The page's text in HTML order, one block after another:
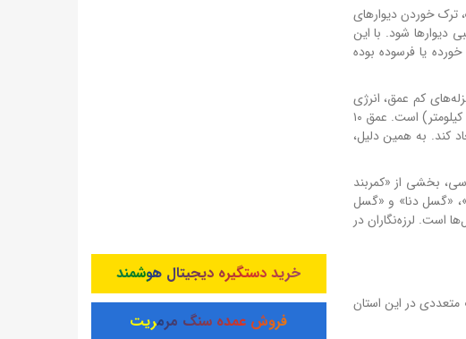
ترک خوردن دیوارهای
شود. با این
یا فرسوده بوده
عمق» نامیده می‌شوند. در زلزله‌های کم عمق، انرژی
لرزه‌ای با فاصله کمتری به سطح زمین می‌رسد و بنابراین «شدت لرزش» در سطح بسیار بیشتر از زلزله‌های با عمق زیاد (مثلاً ۵۰ یا ۶۰ کیلومتر) است. عمق ۱۰
کند. به همین دلیل،
بخشی از «کمربند
«گسل دنا» و «گسل
این گسل‌ها است. لرزه‌نگاران در
متعددی در این استان
خرید دستگیره دیجیتال هوشمند
فروش عمده سنگ مرمریت